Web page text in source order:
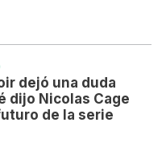
dejó una duda
dijo Nicolas Cage
de la serie